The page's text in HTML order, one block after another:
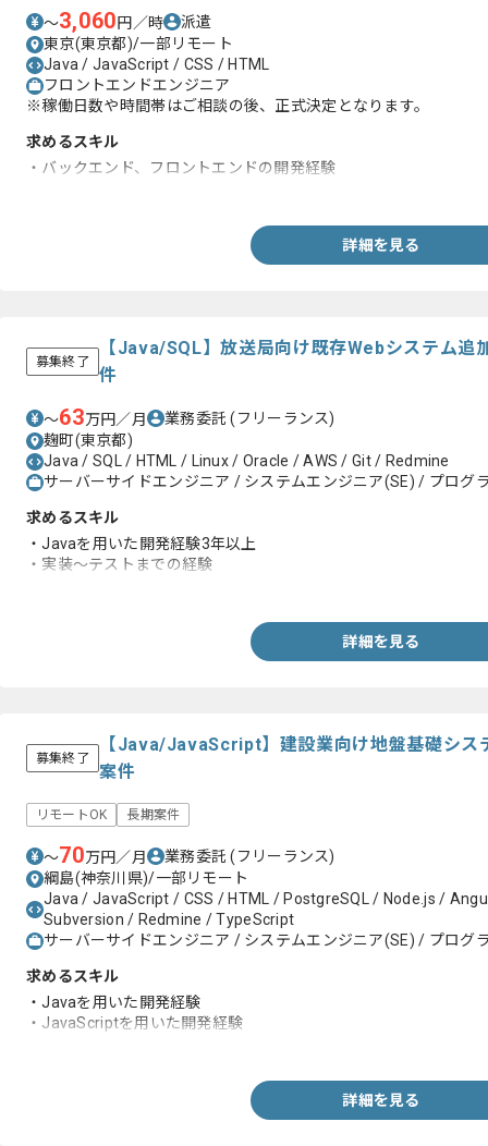
〜3,060円／時
派遣
東京(東京都)/一部リモート
Java / JavaScript / CSS / HTML
フロントエンドエンジニア
※稼働日数や時間帯はご相談の後、正式決定となります。
求めるスキル
・バックエンド、フロントエンドの開発経験
詳細を見る
募集終了
【Java/SQL】放送局向け既存Webシステム追
件
〜63万円／月 業務委託(フリーランス)
麹町(東京都)
Java / SQL / HTML / Linux / Oracle / AWS / Git / Redmine
サーバーサイドエンジニア / システムエンジニア(SE) / プログ
求めるスキル
・Javaを用いた開発経験3年以上
・実装～テストまでの経験
詳細を見る
募集終了
【Java/JavaScript】建設業向け地盤基礎シス
案件
リモートOK 長期案件
〜70万円／月 業務委託(フリーランス)
綱島(神奈川県)/一部リモート
Java / JavaScript / CSS / HTML / PostgreSQL / Node.js /
Subversion / Redmine / TypeScript
サーバーサイドエンジニア / システムエンジニア(SE) / プログ
求めるスキル
・Javaを用いた開発経験
・JavaScriptを用いた開発経験
詳細を見る